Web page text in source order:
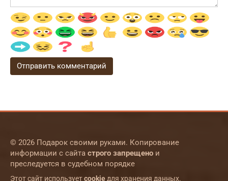
© 2026 Подарок своими руками. Копирование
информации с сайта строго запрещено и
преследуется в судебном порядке
Этот сайт используетcookieдля хранения данных.